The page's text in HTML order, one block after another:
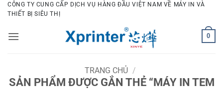
Bỏ
qua
dung
CÔNG TY CUNG CẤP DỊCH VỤ HÀNG ĐẦU VIỆT NAM VỀ MÁY IN VÀ
THIẾT BỊ SIÊU THỊ
0
TRANG CHỦ /
SẢN PHẨM ĐƯỢC GẮN THẺ “MÁY IN TEM